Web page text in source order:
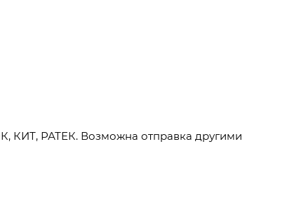
КИТ, РАТЕК. Возможна отправка другими